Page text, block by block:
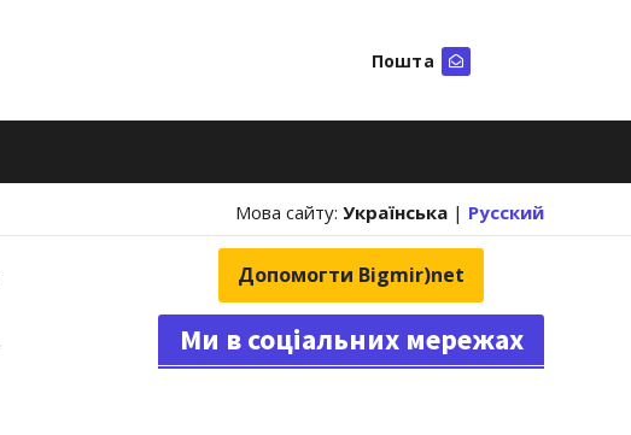
Пошта
Мова сайту: Українська | Русский
Допомогти Bigmir)net
Ми в соціальних мережах